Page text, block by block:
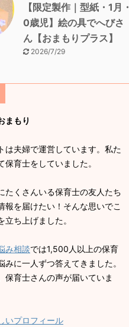
【限定製作｜型紙・1月・
0歳児】絵の具でへびさ
ん【おまもりプラス】
2026/7/29
まもり
は夫婦で運営しています。私た
保育士をしていました。
たくさんいる保育士の友人たち
報を届けたい！そんな思いでこ
立ち上げました。
み相談では1,500人以上の保育
みに一人ずつ答えてきました。
保育士さんの声が届いていま
いプロフィール